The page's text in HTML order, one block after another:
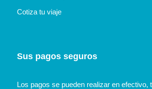
Cotiza tu viaje
Sus pagos seguros
Los pagos se pueden realizar en efectivo,